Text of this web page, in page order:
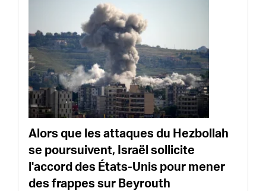
Alors que les attaques du Hezbollah
se poursuivent, Israël sollicite
l'accord des États-Unis pour mener
des frappes sur Beyrouth